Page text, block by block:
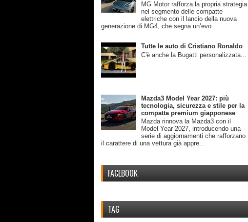
MG Motor rafforza la propria strategia
nel segmento delle compatte
elettriche con il lancio della nuova
generazione di MG4, che segna un’evo...
Tutte le auto di Cristiano Ronaldo
C'è anche la Bugatti personalizzata...
Mazda3 Model Year 2027: più
tecnologia, sicurezza e stile per la
compatta premium giapponese
Mazda rinnova la Mazda3 con il
Model Year 2027, introducendo una
serie di aggiornamenti che rafforzano
il carattere di una vettura già appre...
FACEBOOK
TAG